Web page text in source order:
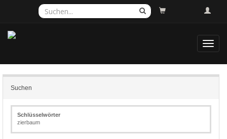
Suchen
Schlüsselwörter
zierbaum